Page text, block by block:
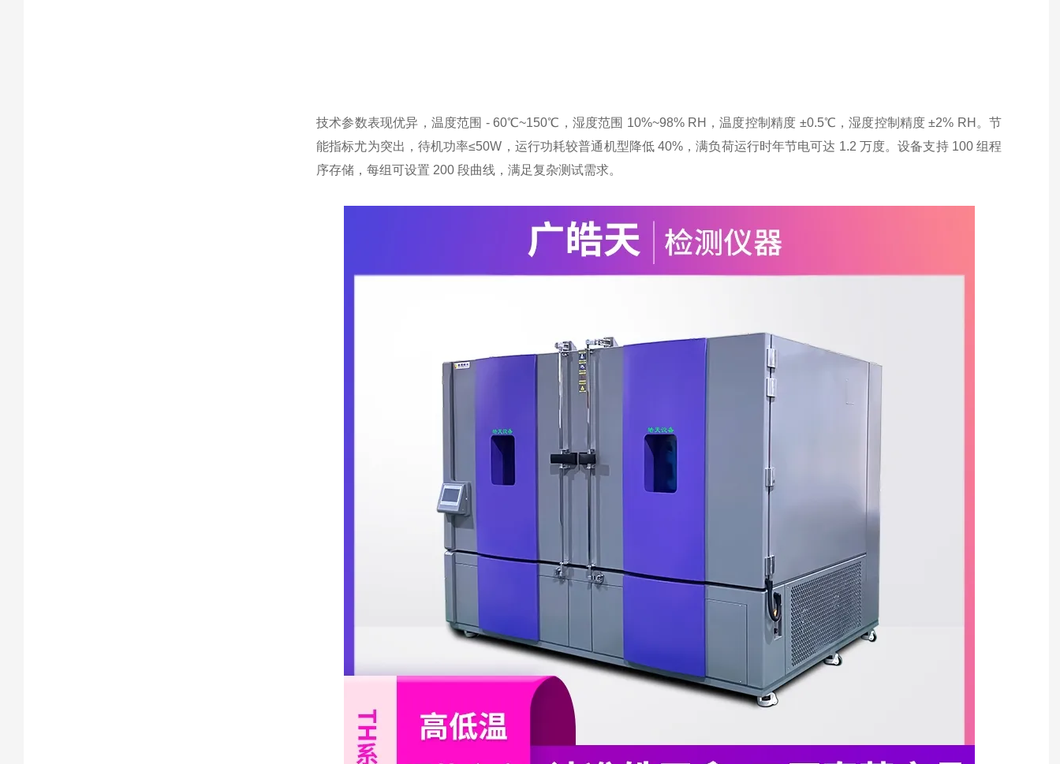
技术参数表现优异，温度范围 - 60℃~150℃，湿度范围 10%~98% RH，温度控制精度 ±0.5℃，湿度控制精度 ±2% RH。节
能指标尤为突出，待机功率≤50W，运行功耗较普通机型降低 40%，满负荷运行时年节电可达 1.2 万度。设备支持 100 组程
序存储，每组可设置 200 段曲线，满足复杂测试需求。